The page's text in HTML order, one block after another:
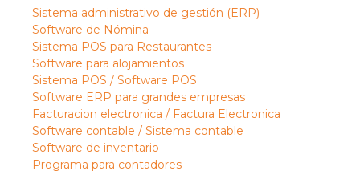
Sistema administrativo de gestión (ERP)
Software de Nómina
Sistema POS para Restaurantes
Software para alojamientos
Sistema POS / Software POS
Software ERP para grandes empresas
Facturacion electronica / Factura Electronica
Software contable / Sistema contable
Software de inventario
Programa para contadores